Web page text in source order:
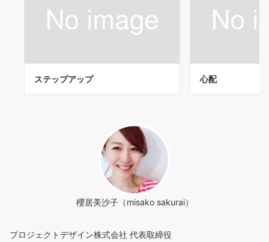
ステップアップ 心配
櫻居美沙子（misako sakurai）
プロジェクトデザイン株式会社 代表取締役